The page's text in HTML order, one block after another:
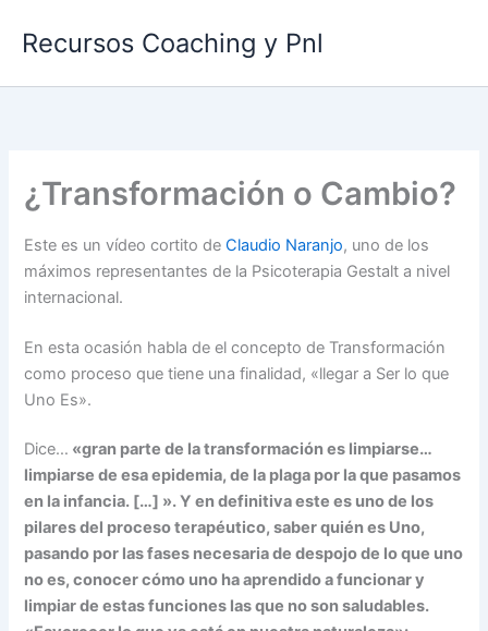
Recursos Coaching y Pnl
¿Transformación o Cambio?
Este es un vídeo cortito deClaudio Naranjo, uno de los
máximos representantes de la Psicoterapia Gestalt a nivel
internacional.
En esta ocasión habla de el concepto de Transformación
como proceso que tiene una finalidad, «llegar a Ser lo que
Uno Es».
Dice… «gran parte de la transformación es limpiarse…
limpiarse de esa epidemia, de la plaga por la que pasamos
en la infancia. […] ». Y en definitiva este es uno de los
pilares del proceso terapéutico, saber quién es Uno,
pasando por las fases necesaria de despojo de lo que uno
no es, conocer cómo uno ha aprendido a funcionar y
limpiar de estas funciones las que no son saludables.